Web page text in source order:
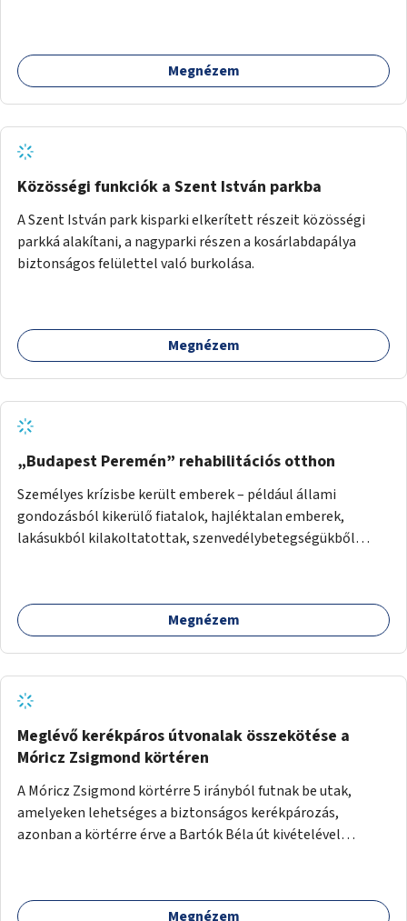
Megnézem
Közösségi funkciók a Szent István parkba
A Szent István park kisparki elkerített részeit közösségi
parkká alakítani, a nagyparki részen a kosárlabdapálya
biztonságos felülettel való burkolása.
Megnézem
„Budapest Peremén” rehabilitációs otthon
Személyes krízisbe került emberek – például állami
gondozásból kikerülő fiatalok, hajléktalan emberek,
lakásukból kilakoltatottak, szenvedélybetegségükből
civil/szakmai szervezeti háttérrel. A program a közvetlen
segítségen, biztonságnyújtáson kívül gazdálkodásba is
szemléletformálást is céljának tekinti.
Megnézem
Meglévő kerékpáros útvonalak összekötése a
Móricz Zsigmond körtéren
A Móricz Zsigmond körtérre 5 irányból futnak be utak,
amelyeken lehetséges a biztonságos kerékpározás,
azonban a körtérre érve a Bartók Béla út kivételével
Megnézem